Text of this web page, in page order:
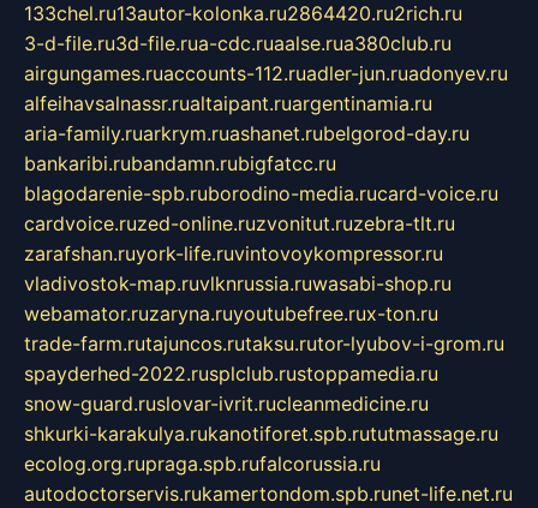
133chel.ru13autor-kolonka.ru2864420.ru2rich.ru
3-d-file.ru3d-file.rua-cdc.ruaalse.rua380club.ru
airgungames.ruaccounts-112.ruadler-jun.ruadonyev.ru
alfeihavsalnassr.rualtaipant.ruargentinamia.ru
aria-family.ruarkrym.ruashanet.rubelgorod-day.ru
bankaribi.rubandamn.rubigfatcc.ru
blagodarenie-spb.ruborodino-media.rucard-voice.ru
cardvoice.ruzed-online.ruzvonitut.ruzebra-tlt.ru
zarafshan.ruyork-life.ruvintovoykompressor.ru
vladivostok-map.ruvlknrussia.ruwasabi-shop.ru
webamator.ruzaryna.ruyoutubefree.rux-ton.ru
trade-farm.rutajuncos.rutaksu.rutor-lyubov-i-grom.ru
spayderhed-2022.rusplclub.rustoppamedia.ru
snow-guard.ruslovar-ivrit.rucleanmedicine.ru
shkurki-karakulya.rukanotiforet.spb.rututmassage.ru
ecolog.org.rupraga.spb.rufalcorussia.ru
autodoctorservis.rukamertondom.spb.runet-life.net.ru